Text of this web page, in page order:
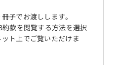
子でお渡しします。
款を閲覧する方法を選択
ト上でご覧いただけま